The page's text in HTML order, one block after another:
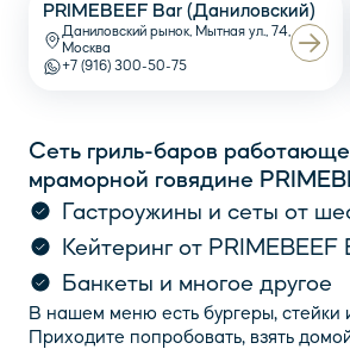
PRIMEBEEF Bar (Даниловский)
Даниловский рынок, Мытная ул., 74,
Москва
+7 (916) 300-50-75
Сеть гриль-баров
мраморной говядине
Гастроужины и сеты от
Кейтеринг от PRIMEBEEF
Банкеты и многое другое
В нашем меню есть бургеры, стейки
Приходите попробовать, взять